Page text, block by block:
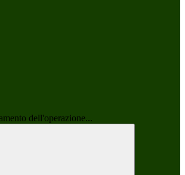
dell'operazione...